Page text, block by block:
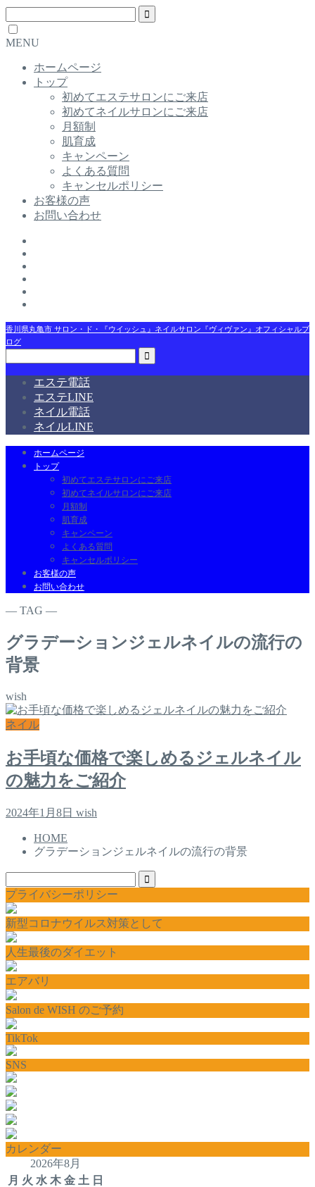
MENU
ホームページ
トップ
初めてエステサロンにご来店
初めてネイルサロンにご来店
月額制
肌育成
キャンペーン
よくある質問
キャンセルポリシー
お客様の声
お問い合わせ
香川県丸亀市 サロン・ド・『ウイッシュ』ネイルサロン『ヴィヴァン』オフィシャルブ
ログ
エステ電話
エステLINE
ネイル電話
ネイルLINE
ホームページ
トップ
初めてエステサロンにご来店
初めてネイルサロンにご来店
月額制
肌育成
キャンペーン
よくある質問
キャンセルポリシー
お客様の声
お問い合わせ
― TAG ―
グラデーションジェルネイルの流行の
背景
wish
ネイル
お手頃な価格で楽しめるジェルネイル
の魅力をご紹介
2024年1月8日 wish
HOME
グラデーションジェルネイルの流行の背景
プライバシーポリシー
新型コロナウイルス対策として
人生最後のダイエット
エアバリ
Salon de WISH のご予約
TikTok
SNS
カレンダー
2026年8月
月 火 水 木 金 土 日